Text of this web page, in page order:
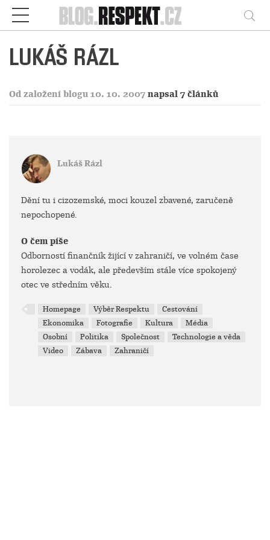
Respekt
LUKÁŠ RÁZL
Od založení blogu 10. 10. 2007 napsal 7 článků
Lukáš Rázl
Dění tu i cizozemské, moci kouzel zbavené, zaručeně
nepochopené.
O čem píše
Odborností finančník žijící v zahraničí, ve volném čase
horolezec a vodák, ale především stále více spokojený
otec ve středním věku.
Homepage Výběr Respektu
Cestování
Ekonomika
Fotografie Kultura
Média
Osobní
Politika Společnost
Technologie a věda
Video
Zábava Zahraničí